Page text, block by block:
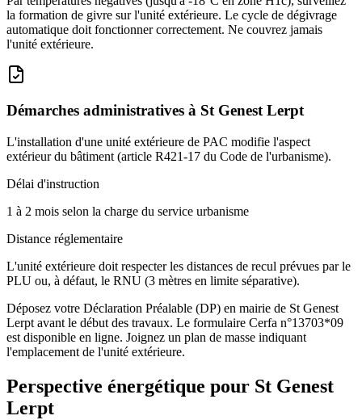
la formation de givre sur l'unité extérieure. Le cycle de dégivrage
automatique doit fonctionner correctement. Ne couvrez jamais
l'unité extérieure.
Démarches administratives à St Genest Lerpt
L'installation d'une unité extérieure de PAC modifie l'aspect
extérieur du bâtiment (article R421-17 du Code de l'urbanisme).
Délai d'instruction
1 à 2 mois selon la charge du service urbanisme
Distance réglementaire
L'unité extérieure doit respecter les distances de recul prévues par le
PLU ou, à défaut, le RNU (3 mètres en limite séparative).
Déposez votre Déclaration Préalable (DP) en mairie de St Genest
Lerpt avant le début des travaux. Le formulaire Cerfa n°13703*09
est disponible en ligne. Joignez un plan de masse indiquant
l'emplacement de l'unité extérieure.
Perspective énergétique pour St Genest
Lerpt